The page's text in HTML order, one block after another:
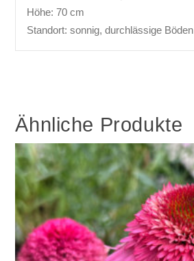
Höhe: 70 cm
Standort: sonnig, durchlässige Böden
Ähnliche Produkte